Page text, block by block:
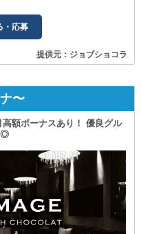
・応募
提供元：ジョブショコラ
〜
高額ボーナスあり！ 優良グル
◎